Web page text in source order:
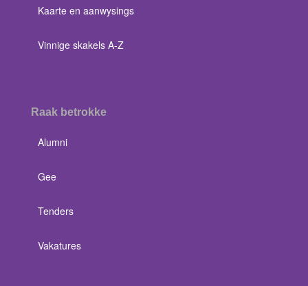
Kaarte en aanwysings
Vinnige skakels A-Z
Raak betrokke
Alumni
Gee
Tenders
Vakatures